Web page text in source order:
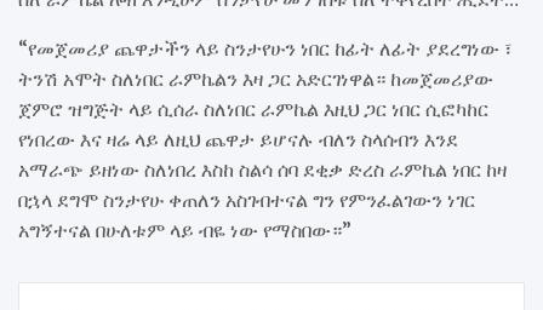
“የመጀመሪያ ጨዋታችን ላይ ስንታየሁን ነበር ከፊት ለፊት ያደረግነው ፣
ትንሽ አሞት ስለነበር ራምኬልን እዛ ጋር አድርገነዋል። ከመጀመሪያው
ጀምሮ ዝግጅት ላይ ሲሰራ ስለነበር ራምኬል እዚህ ጋር ነበር ሲፎካከር
የነበረው እና ዛሬ ላይ ለዚህ ጨዋታ ይሆናሉ ብለን ስላሰብን እንደ
አማራጭ ይዘነው ስለነበረ እስከ ስልሳ ሰባ ደቂቃ ድረስ ራምኬል ነበር ከዛ
በኋላ ደግሞ ስንታየሁ ቀጠለን አስገብተናል ግን የምንፈልገውን ነገር
አግኝተናል በሁለቱም ላይ ብዬ ነው የማስበው።”